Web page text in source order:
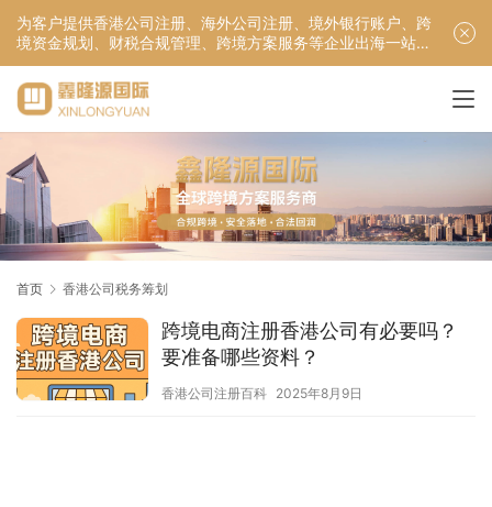
为客户提供香港公司注册、海外公司注册、境外银行账户、跨
境资金规划、财税合规管理、跨境方案服务等企业出海一站式
服务！
首页 香港公司税务筹划
跨境电商注册香港公司有必要吗？
要准备哪些资料？
香港公司注册百科 2025年8月9日